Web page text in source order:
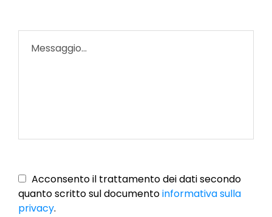
VuotoAcconsento il trattamento dei dati secondo
quanto scritto sul documentoinformativa sulla
privacy.